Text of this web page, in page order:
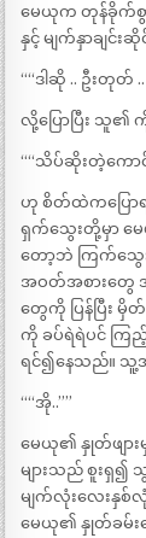
မေယုက တုန်ခိုက်စွ
နှင့် မျက်နှာချင်
““ဒါဆို .. ဦးတုတ်
လို့ပြောပြီး သူ
““သိပ်ဆိုးတဲ့ကော
ဟု စိတ်ထဲကပြော
ရှက်သွေးတို့မှာ မ
တော့ဘဲ ကြက်သွေး
အဝတ်အစားတွေ
တွေကို ပြန်ပြီး
ကို ခပ်ရဲရဲပင် က
ရင်၍နေသည်။ သူ့
““အို..””
မေယု၏ နှုတ်ဖျာ
များသည် စူးရှ၍
မျက်လုံးလေးနှစ်
မေယု၏ နှုတ်ခမ်း